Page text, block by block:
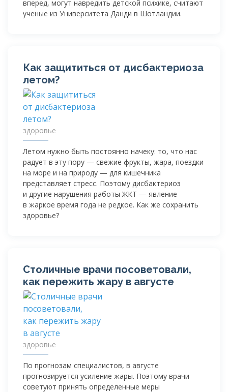
вперед, могут навредить детской психике, считают
ученые из Университета Данди в Шотландии.
Как защититься от дисбактериоза
летом?
здоровье
Летом нужно быть постоянно начеку: то, что нас
радует в эту пору — свежие фрукты, жара, поездки
на море и на природу — для кишечника
представляет стресс. Поэтому дисбактериоз
и другие нарушения работы ЖКТ — явление
в жаркое время года не редкое. Как же сохранить
здоровье?
Столичные врачи посоветовали,
как пережить жару в августе
здоровье
По прогнозам специалистов, в августе
прогнозируется усиление жары. Поэтому врачи
советуют принять определенные меры